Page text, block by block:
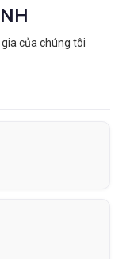
của chúng tôi